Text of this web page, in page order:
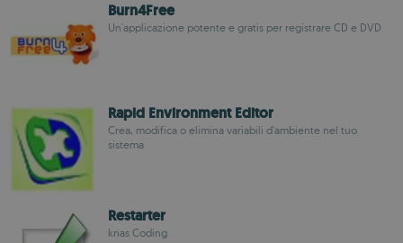
Burn4Free
Un'applicazione potente e gratis per registrare CD e DVD
Rapid Environment Editor
Crea, modifica o elimina variabili d'ambiente nel tuo
sistema
Restarter
knas Coding